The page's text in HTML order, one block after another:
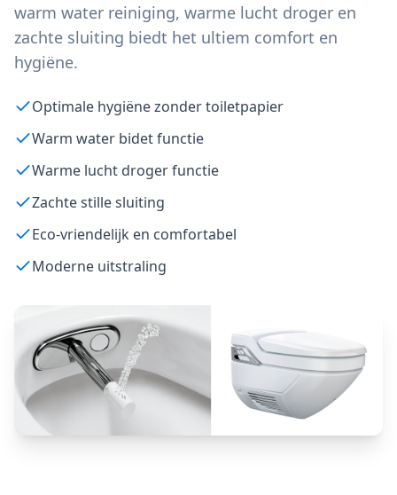
warm water reiniging, warme lucht droger en
zachte sluiting biedt het ultiem comfort en
hygiëne.
Optimale hygiëne zonder toiletpapier
Warm water bidet functie
Warme lucht droger functie
Zachte stille sluiting
Eco-vriendelijk en comfortabel
Moderne uitstraling